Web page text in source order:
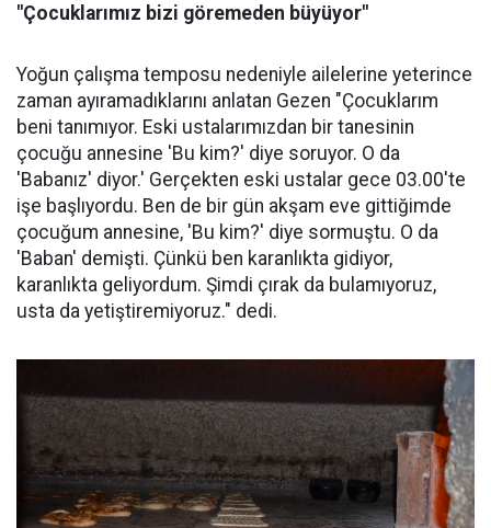
"Çocuklarımız bizi göremeden büyüyor"
Yoğun çalışma temposu nedeniyle ailelerine yeterince
zaman ayıramadıklarını anlatan Gezen "Çocuklarım
beni tanımıyor. Eski ustalarımızdan bir tanesinin
çocuğu annesine 'Bu kim?' diye soruyor. O da
'Babanız' diyor.' Gerçekten eski ustalar gece 03.00'te
işe başlıyordu. Ben de bir gün akşam eve gittiğimde
çocuğum annesine, 'Bu kim?' diye sormuştu. O da
'Baban' demişti. Çünkü ben karanlıkta gidiyor,
karanlıkta geliyordum. Şimdi çırak da bulamıyoruz,
usta da yetiştiremiyoruz." dedi.